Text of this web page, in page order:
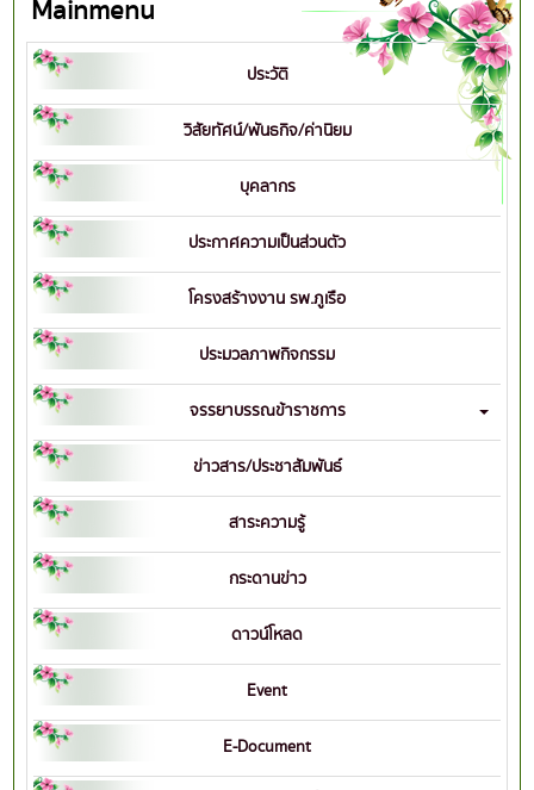
Mainmenu
ประวัติ
วิสัยทัศน์/พันธกิจ/ค่านิยม
บุคลากร
ประกาศความเป็นส่วนตัว
โครงสร้างงาน รพ.ภูเรือ
ประมวลภาพกิจกรรม
จรรยาบรรณข้าราชการ
ข่าวสาร/ประชาสัมพันธ์
สาระความรู้
กระดานข่าว
ดาวน์โหลด
Event
E-Document